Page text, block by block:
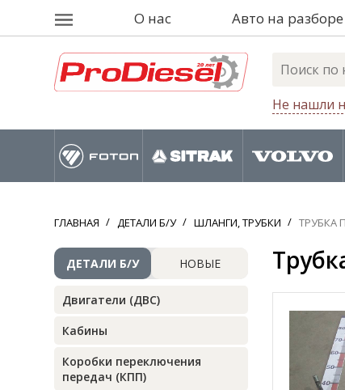
О нас Авто на разборе
Не нашли
ГЛАВНАЯ ДЕТАЛИ Б/У ШЛАНГИ, ТРУБКИ ТРУБКА
ДЕТАЛИ Б/У НОВЫЕ
Двигатели (ДВС)
Кабины
Коробки переключения
передач (КПП)